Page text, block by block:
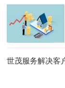
世茂服务解决客